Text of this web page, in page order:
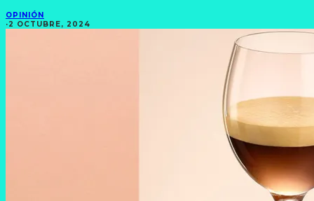
OPINIÓN
·2 OCTUBRE, 2024